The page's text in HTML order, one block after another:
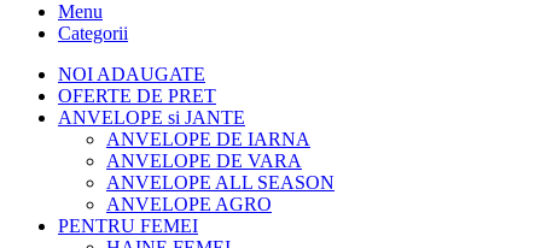
Menu
Categorii
NOI ADAUGATE
OFERTE DE PRET
ANVELOPE si JANTE
ANVELOPE DE IARNA
ANVELOPE DE VARA
ANVELOPE ALL SEASON
ANVELOPE AGRO
PENTRU FEMEI